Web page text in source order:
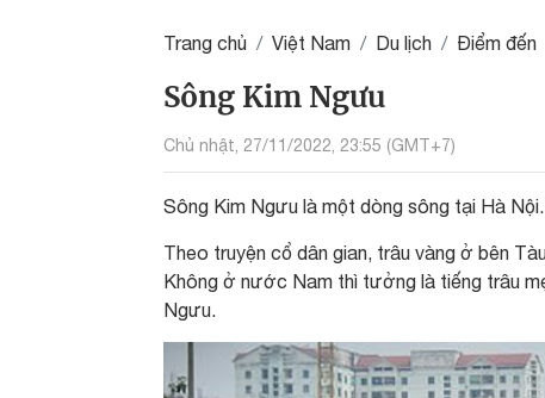
Trang chủ Việt Nam Du lịch Điểm đến
Sông Kim Ngưu
Chủ nhật, 27/11/2022, 23:55 (GMT+7)
Sông Kim Ngưu là một dòng sông tại Hà
Theo truyện cổ dân gian, trâu vàng ở bên
Không ở nước Nam thì tưởng là tiếng trâu
Ngưu.